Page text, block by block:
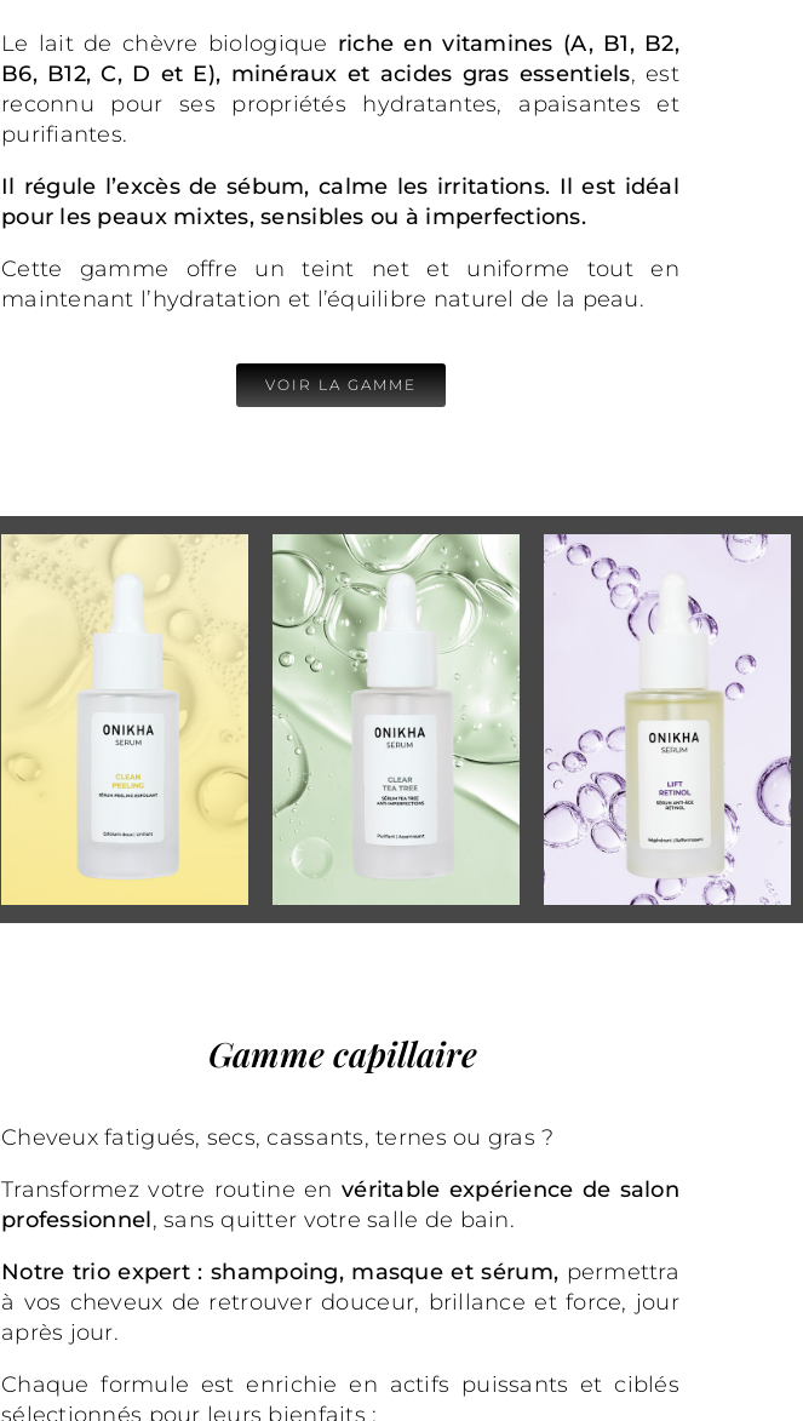
Le lait de chèvre biologique riche en vitamines (A, B1, B2,
B6, B12, C, D et E), minéraux et acides gras essentiels, est
reconnu pour ses propriétés hydratantes, apaisantes et
purifiantes.
Il régule l’excès de sébum, calme les irritations. Il est idéal
pour les peaux mixtes, sensibles ou à imperfections.
Cette gamme offre un teint net et uniforme tout en
maintenant l’hydratation et l’équilibre naturel de la peau.
VOIR LA GAMME
Gamme capillaire
Cheveux fatigués, secs, cassants, ternes ou gras ?
Transformez votre routine envéritable expérience de salon
professionnel, sans quitter votre salle de bain.
Notre trio expert : shampoing, masque et sérum, permettra
à vos cheveux de retrouver douceur, brillance et force, jour
après jour.
Chaque formule est enrichie en actifs puissants et ciblés
sélectionnés pour leurs bienfaits :